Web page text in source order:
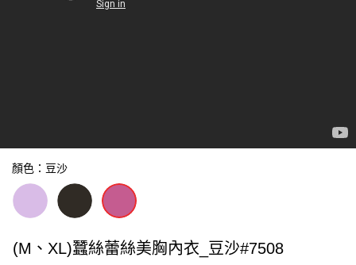
顏色：豆沙
(M、XL)蠶絲蕾絲美胸內衣_豆沙#7508